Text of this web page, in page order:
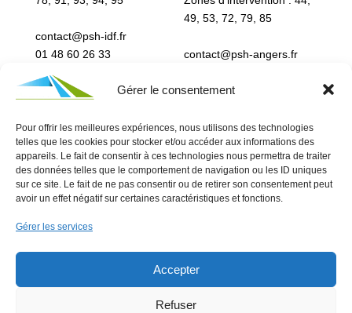
Gérer le consentement
Pour offrir les meilleures expériences, nous utilisons des technologies
telles que les cookies pour stocker et/ou accéder aux informations des
appareils. Le fait de consentir à ces technologies nous permettra de traiter
des données telles que le comportement de navigation ou les ID uniques
sur ce site. Le fait de ne pas consentir ou de retirer son consentement peut
avoir un effet négatif sur certaines caractéristiques et fonctions.
Gérer les services
Accepter
Refuser
contact@psh-idf.fr
01 48 60 26 33
Notre Linktree
49, 53, 72, 79, 85
contact@psh-angers.fr
Notre Linktree
Devis gratuit et sans engagement